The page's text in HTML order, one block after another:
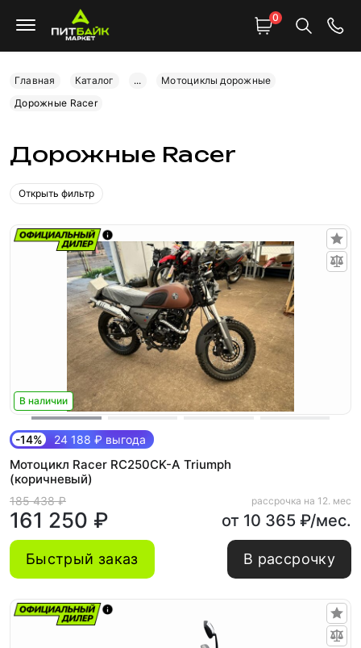
0
Главная Каталог ...
Мотоциклы дорожные
Дорожные Racer
Дорожные Racer
Открыть фильтр
В наличии
-14% 24 188 ₽ выгода
Мотоцикл Racer RC250CK-A Triumph
(коричневый)
185 438 ₽
161 250 ₽
рассрочка на 12. мес
от 10 365 ₽/мес.
Быстрый заказ В рассрочку